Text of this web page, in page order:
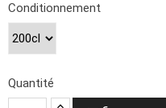
Conditionnement
Quantité